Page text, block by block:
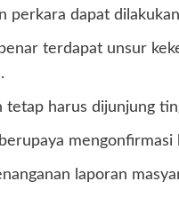
perkara dapat
terdapat unsur
tetap harus dijunjung
laporan